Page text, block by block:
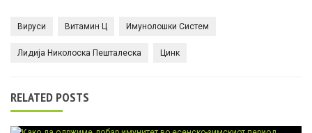
Вируси Витамин Ц Имунолошки Систем
Лидија Николоска Пешталеска Цинк
RELATED POSTS